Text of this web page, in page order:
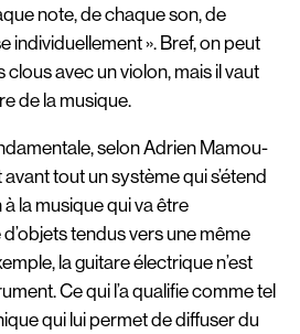
note, de chaque son, de
individuellement ». Bref, on peut
avec un violon, mais il vaut
de la musique.
selon Adrien Mamou-
tout un système qui s’étend
la musique qui va être
tendus vers une même
la guitare électrique n’est
Ce qui l’a qualifie comme tel
qui lui permet de diffuser du